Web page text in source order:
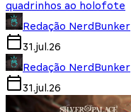
quadrinhos ao holofote
Redação NerdBunker
31.jul.26
Redação NerdBunker
31.jul.26